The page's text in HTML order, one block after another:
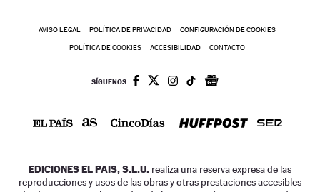
AVISO LEGAL POLÍTICA DE PRIVACIDAD CONFIGURACIÓN DE COOKIES
POLÍTICA DE COOKIES ACCESIBILIDAD CONTACTO
SÍGUENOS:
EDICIONES EL PAIS, S.L.U. realiza una reserva expresa de las
reproducciones y usos de las obras y otras prestaciones accesibles